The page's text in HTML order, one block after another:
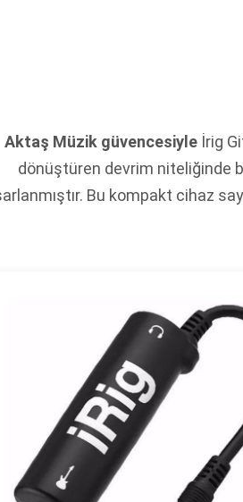
Aktaş Müzik güvencesiyle İrig
dönüştüren devrim niteliğinde
Bu kompakt cihaz